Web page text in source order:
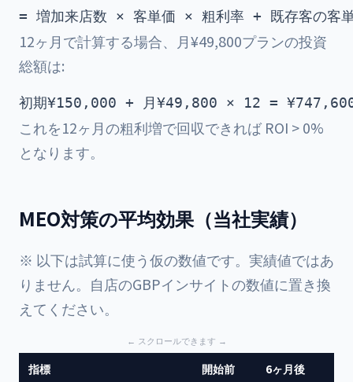
12ヶ月で計算する場合、月¥49,800プランの投資
総額は:
これを12ヶ月の粗利増で回収できれば ROI > 0%
となります。
MEO対策の平均効果（当社実績）
※ 以下は試算に使う仮の数値です。実績値ではあ
りません。自店のGBPインサイトの数値に置き換
えてください。
指標 開始前 6ヶ月後